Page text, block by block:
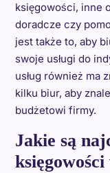
księgowości, inne
doradcze czy
jest także to, aby
swoje usługi do
usług również ma
kilku biur, aby
budżetowi firmy.
Jakie są